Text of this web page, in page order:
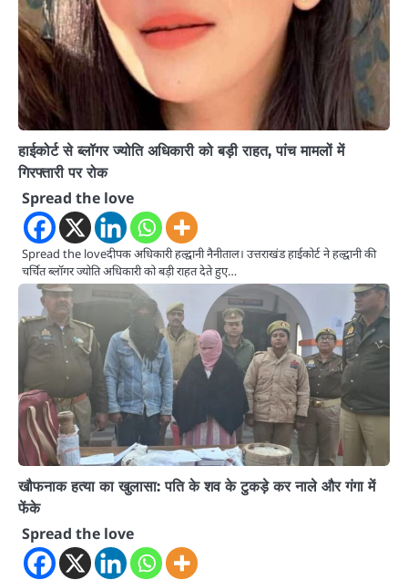
हाईकोर्ट से ब्लॉगर ज्योति अधिकारी को बड़ी राहत, पांच मामलों में
गिरफ्तारी पर रोक
Spread the love
Spread the loveदीपक अधिकारी हल्द्वानी नैनीताल। उत्तराखंड हाईकोर्ट ने हल्द्वानी की
चर्चित ब्लॉगर ज्योति अधिकारी को बड़ी राहत देते हुए…
खौफनाक हत्या का खुलासा: पति के शव के टुकड़े कर नाले और गंगा में
फेंके
Spread the love